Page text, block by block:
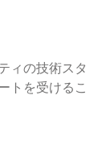
ィの技術スタ
トを受けるこ